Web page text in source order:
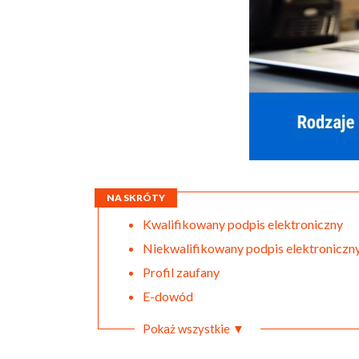
NA SKRÓTY
Kwalifikowany podpis elektroniczny
Niekwalifikowany podpis
Profil zaufany
E-dowód
Pokaż wszystkie ▼